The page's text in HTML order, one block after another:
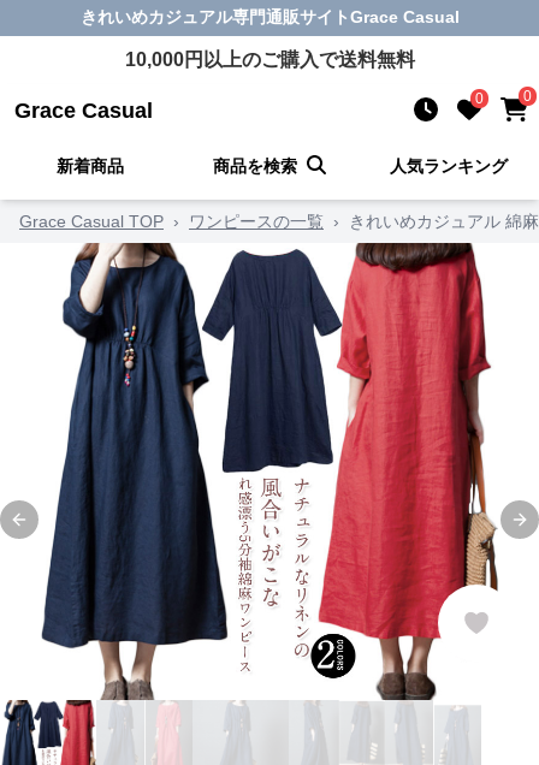
きれいめカジュアル専門通販サイトGrace Casual
10,000円以上のご購入で送料無料
Grace Casual 0 0
新着商品 商品を検索 人気ランキング
Grace Casual TOP › ワンピースの一覧 › きれいめカジュアル 綿
Previous slide